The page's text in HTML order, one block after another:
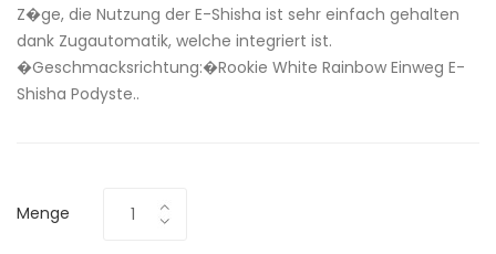
Z�ge, die Nutzung der E-Shisha ist sehr einfach gehalten
dank Zugautomatik, welche integriert ist.
�Geschmacksrichtung:�Rookie White Rainbow Einweg E-
Shisha Podyste..
Menge